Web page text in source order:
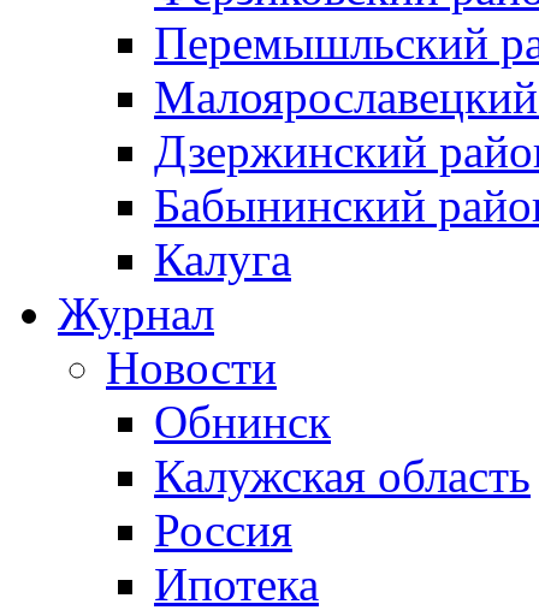
Перемышльский
Дзержинский
Бабынинский
Калуга
Журнал
Новости
Обнинск
Калужская область
Россия
Ипотека